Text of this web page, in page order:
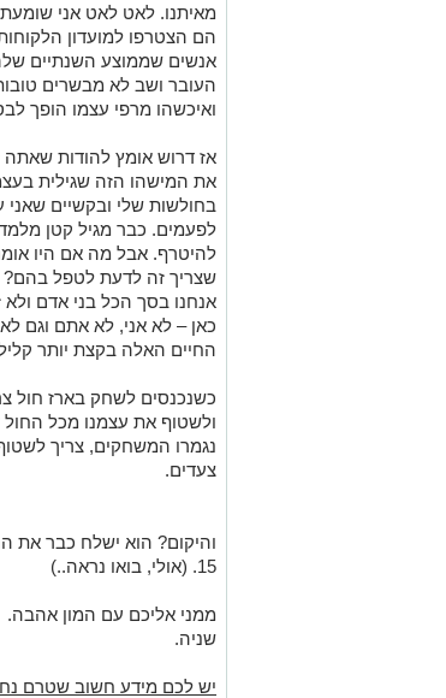
מאיתנו. לאט לאט אני
הם הצטרפו למועדון
אנשים שממוצע השנתיים
העובר ושב לא מבשרים
ואיכשהו מרפי עצמו הופך
אז דרוש אומץ להודות
את המישהו הזה שגילית
בחולשות שלי ובקשיים
לפעמים. כבר מגיל קטן
להיטרף. אבל מה אם היו
שצריך זה לדעת לטפל בהם?
אנחנו בסך הכל בני אדם
כאן– לא אני, לא אתם וגם
החיים האלה בקצת יותר
כשנכנסים לשחק בארז חול
ולשטוף את עצמנו מכל
נגמרו המשחקים, צריך
צעדים.
והיקום? הוא ישלח כבר את
15. (אולי, בואו נראה..)
ממני אליכם עם המון אהבה.
שניה.
יש לכם מידע חשוב שטרם